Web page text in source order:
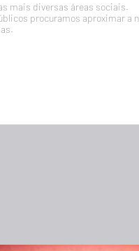
mais diversas áreas sociais.
procuramos aproximar a